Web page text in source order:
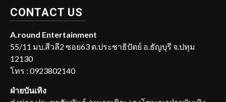
CONTACT US
A.round Entertainment
55/11 มบ.สีวลี2 ซอย63 ต.ประชาธิปัตย์ อ.ธัญบุรี จ.ปทุม
12130
โทร : 0923802140
ฝ่ายบันเทิง